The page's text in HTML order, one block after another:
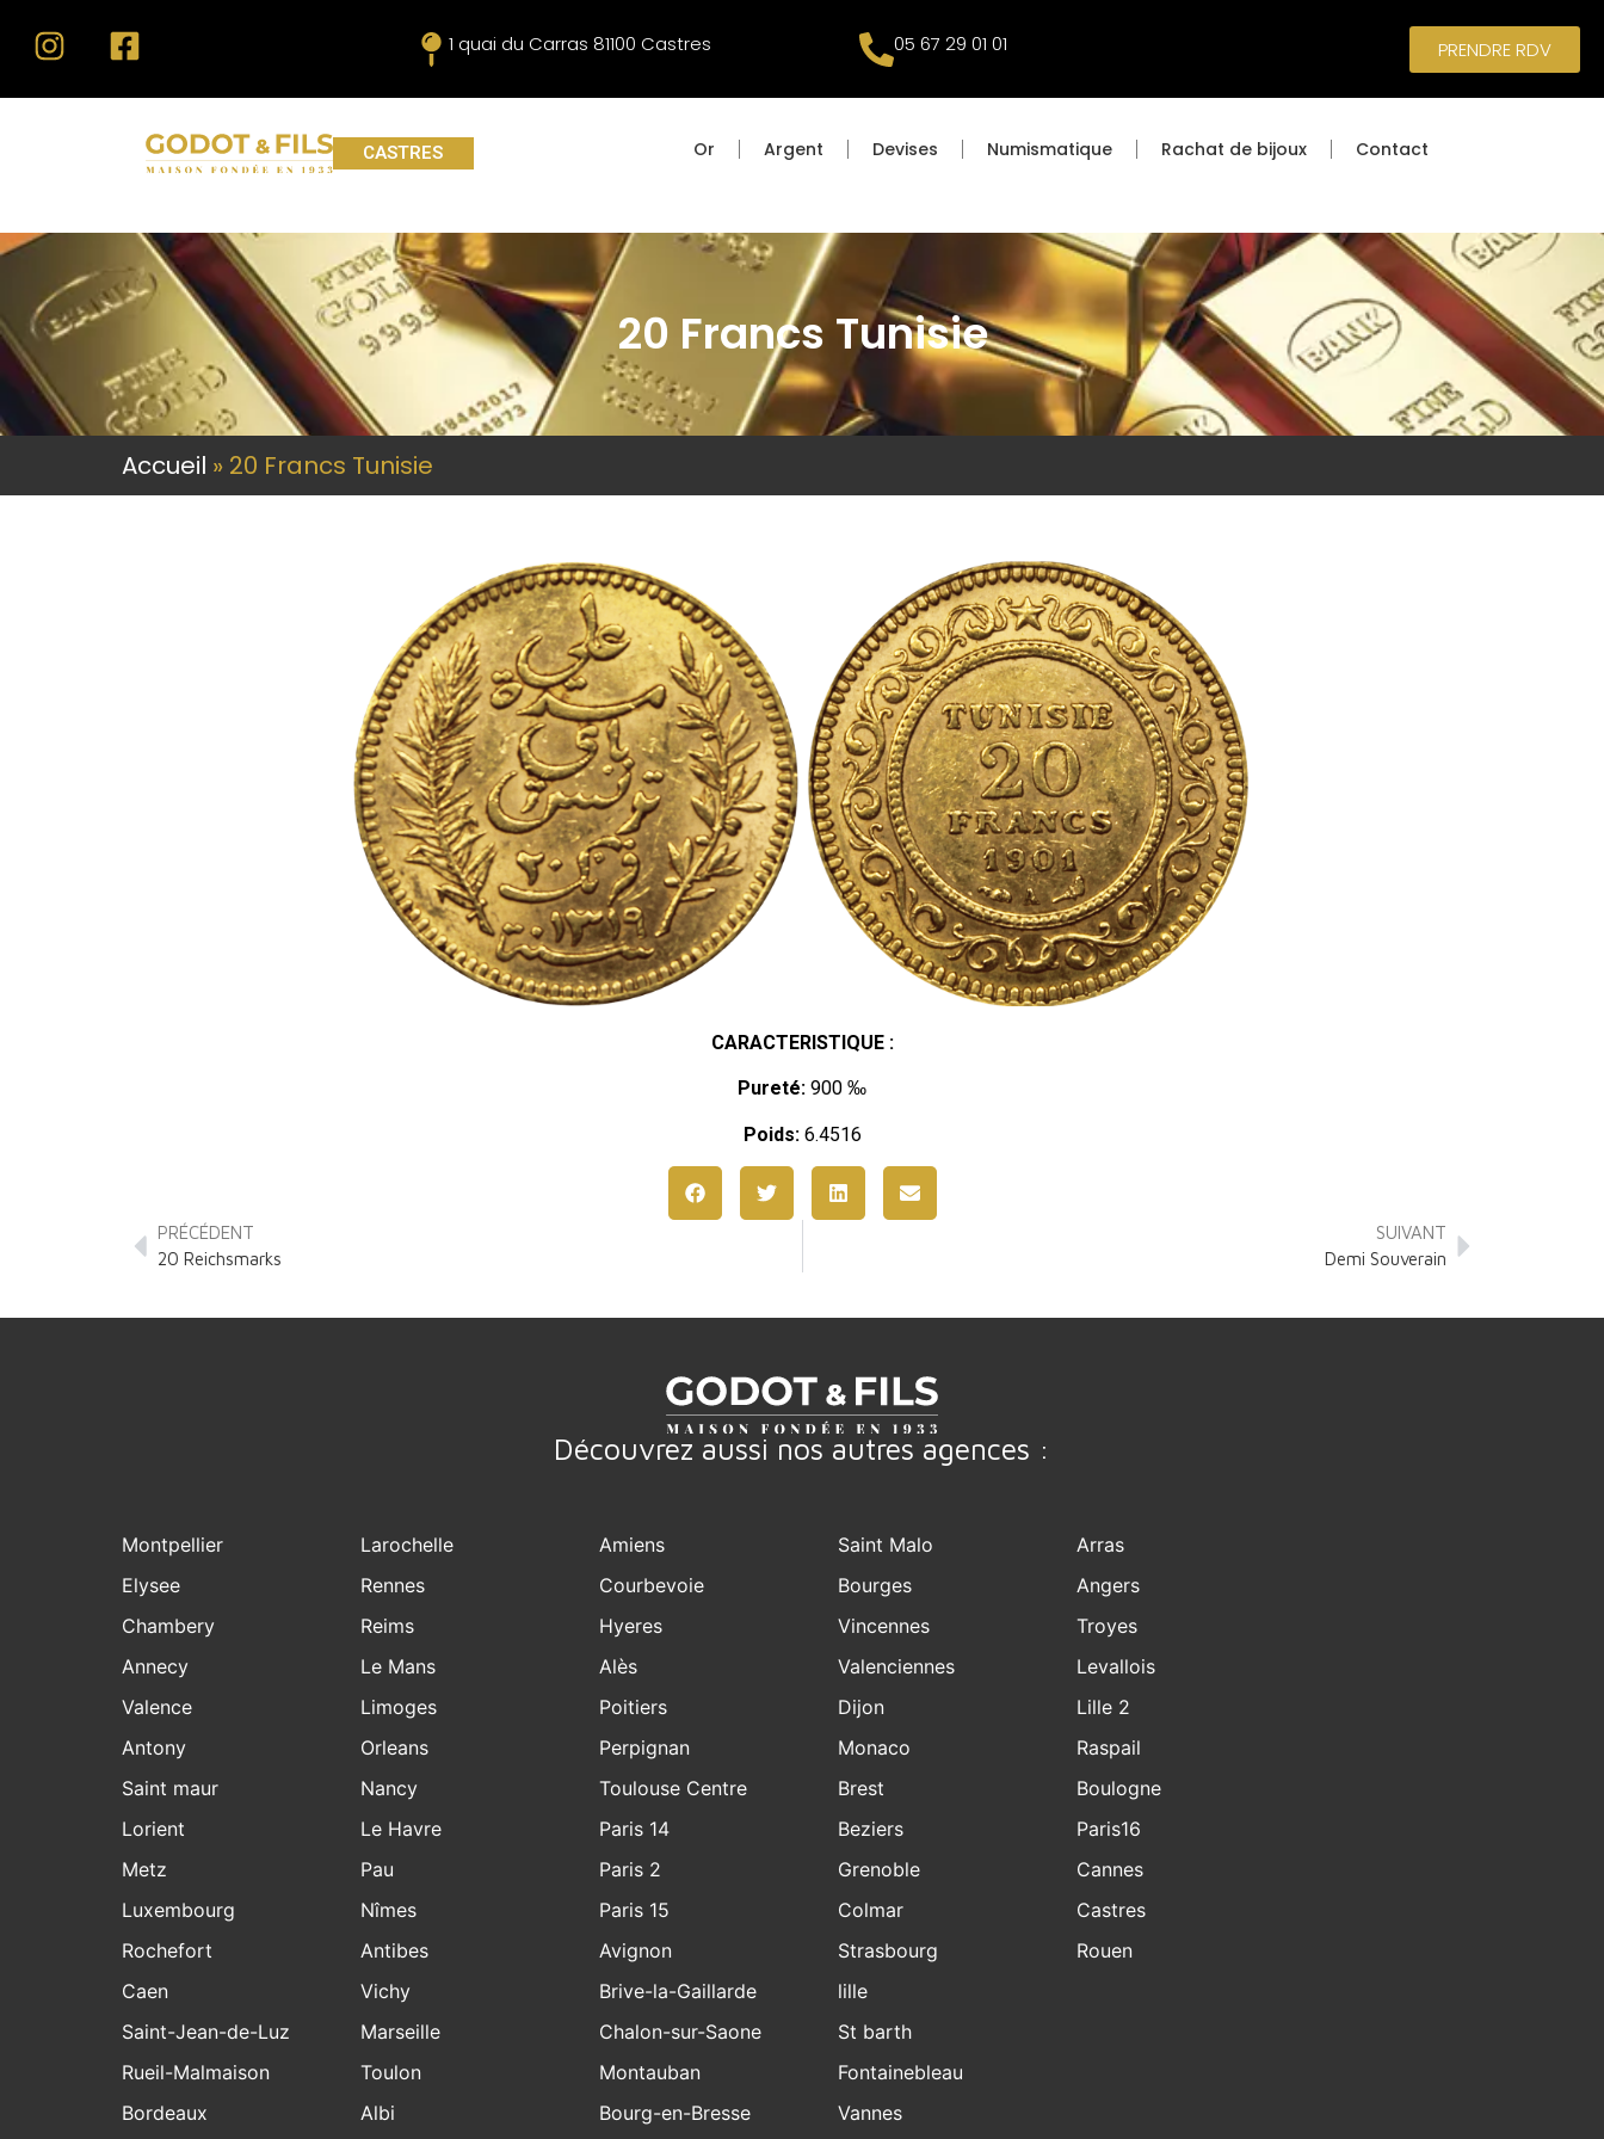
1 quai du Carras 81100 Castres 05 67 29 01 01 PRENDRE RDV
CASTRES Or Argent Devises Numismatique Rachat de bijoux Contact
20 Francs Tunisie
Accueil » 20 Francs Tunisie
CARACTERISTIQUE :
Pureté: 900 ‰
Poids:6.4516
PRÉCÉDENT
20 Reichsmarks
SUIVANT
Demi Souverain
Découvrez aussi nos autres agences :
Montpellier
Elysee
Chambery
Annecy
Valence
Antony
Saint maur
Lorient
Metz
Luxembourg
Rochefort
Larochelle
Rennes
Reims
Le Mans
Limoges
Orleans
Nancy
Le Havre
Pau
Nîmes
Antibes
Amiens
Courbevoie
Hyeres
Alès
Poitiers
Perpignan
Toulouse Centre
Paris 14
Paris 2
Paris 15
Avignon
Saint Malo
Bourges
Vincennes
Valenciennes
Dijon
Monaco
Brest
Beziers
Grenoble
Colmar
Strasbourg
Arras
Angers
Troyes
Levallois
Lille 2
Raspail
Boulogne
Paris16
Cannes
Castres
Rouen
Caen
Saint-Jean-de-Luz
Rueil-Malmaison
Bordeaux
Vichy
Marseille
Toulon
Albi
Brive-la-Gaillarde
Chalon-sur-Saone
Montauban
Bourg-en-Bresse
lille
St barth
Fontainebleau
Vannes